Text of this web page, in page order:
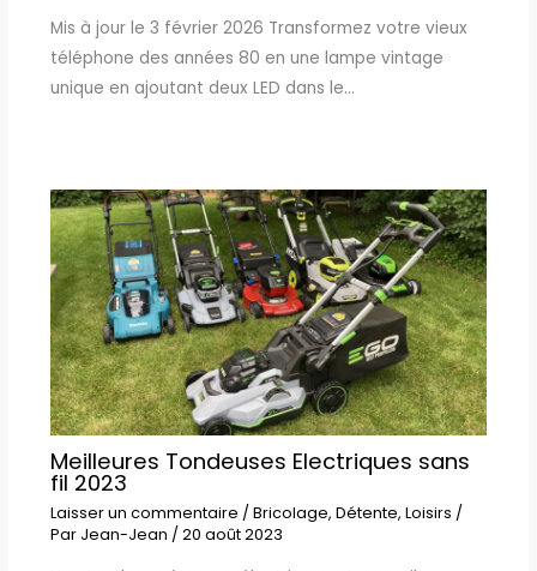
Mis à jour le 3 février 2026 Transformez votre vieux
téléphone des années 80 en une lampe vintage
unique en ajoutant deux LED dans le…
Meilleures Tondeuses Electriques sans
fil 2023
Laisser un commentaire / Bricolage, Détente, Loisirs /
Par Jean-Jean / 20 août 2023